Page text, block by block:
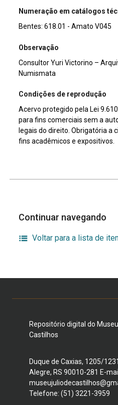
Numeração em catálogos
Bentes: 618.01 - Amato V045
Observação
Consultor Yuri Victorino –
Numismata
Condições de reprodução
Acervo protegido pela Lei
para fins comerciais sem a
legais do direito. Obrigatória a
fins acadêmicos e expositivos.
Continuar navegando
Voltar para a lista de
Repositório digital do
Castilhos
Duque de Caxias, 1205/
Alegre, RS 90010-281 E-
Telefone: (51) 3221-3959